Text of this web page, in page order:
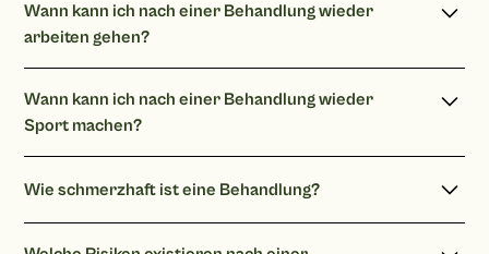
Wann kann ich nach einer Behandlung wieder
arbeiten gehen?
arbeiten gehen.
Wann kann ich nach einer Behandlung wieder
Sport machen?
Tagen wieder mit Sport beginnen.
Wie schmerzhaft ist eine Behandlung?